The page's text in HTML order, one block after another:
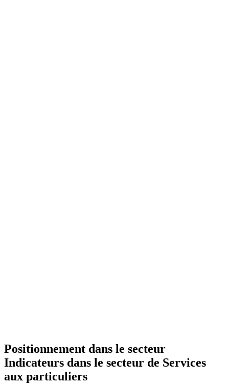
Positionnement dans le secteur
Indicateurs dans le secteur de Services
aux particuliers